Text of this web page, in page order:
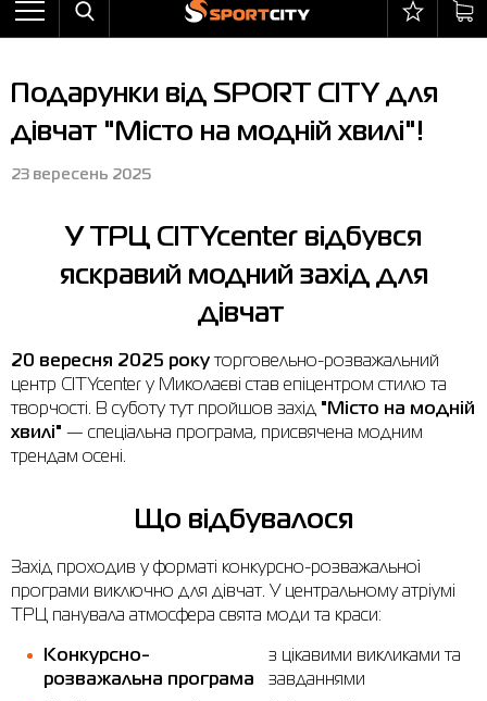
Назад
Штани
Вітрівки
Жилети
Комбінезони
Костюми
Куртки
Майки
Термобілизна
Толстовки
Футболки
Назад
Кросівки
Пляжне взуття
Напівчеревики
Сандалі
Чоботи
Назад
Бейсболки та панами
Бокс
Гірськолижний інвентар
Шкарпетки
Плавання
Сумки
Шапки
Шарфи
Назад
Arena
Asics
Columbia
Jack Wolfskin
New Balance
Puma
The North Face
Under Armour
WHS
Назад
Бра
Штани
Вітрівки
Костюми
Куртки
Толстовки
Черевики
Сандалі
Бренди
adidas
Назад
Повернення та обмін
Гарантія на товари
Магазини
Контакт центр
Програма лояльності
Новини
Подарунки від SPORT CITY для
дівчат "Місто на модній хвилі"!
23 вересень 2025
У ТРЦ CITYcenter відбувся
яскравий модний захід для
дівчат
20 вересня 2025 року торговельно-розважальний
центр CITYcenter у Миколаєві став епіцентром стилю та
творчості. В суботу тут пройшов захід "Місто на модній
хвилі" — спеціальна програма, присвячена модним
трендам осені.
Що відбувалося
Захід проходив у форматі конкурсно-розважальної
програми виключно для дівчат. У центральному атріумі
ТРЦ панувала атмосфера свята моди та краси:
Конкурсно-
розважальна програма
з цікавими викликами та
завданнями